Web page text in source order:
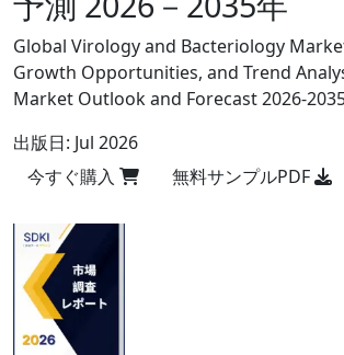
Global Virology and Bacteriology
Growth Opportunities, and Trend
Market Outlook and Forecast 2026-
出版日: Jul 2026
今すぐ購入
無料サンプルPDF